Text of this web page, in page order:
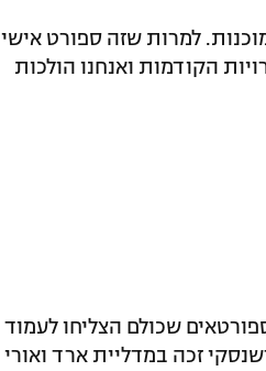
למרות שזה ספורט אישי
הקודמות ואנחנו הולכות
נבחרת הגברים ,אורן סמדג'ה אמר: "יצאנו עם משלחת של 9 ספורטאים שכולם הצליחו לעמוד
זכה במדליית ארד ואורי